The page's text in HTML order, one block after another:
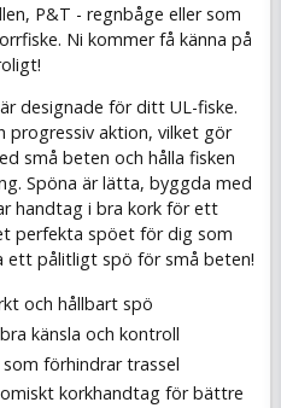
P&T - regnbåge eller som
Ni kommer få känna på
designade för ditt UL-fiske.
progressiv aktion, vilket gör
små beten och hålla fisken
Spöna är lätta, byggda med
handtag i bra kork för ett
perfekta spöet för dig som
ett pålitligt spö för små beten!
och hållbart spö
känsla och kontroll
förhindrar trassel
korkhandtag för bättre